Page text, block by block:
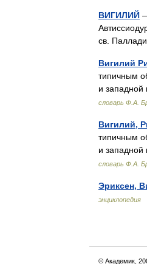
ВИГИЛИЙ
св.
Вигилий
типичным
и
словарь Ф.А.
Вигилий,
типичным
и
словарь Ф.А.
Эриксен,
энциклопедия
© Академик,